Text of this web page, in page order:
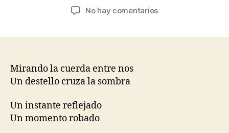
No hay comentariosen
Mirando la cuerda entre nos
Un destello cruza la sombra
Un instante reflejado
Un momento robado